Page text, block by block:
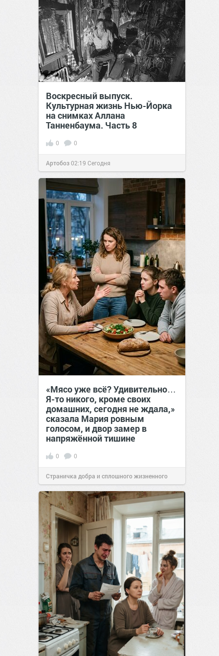
Воскресный выпуск.
Культурная жизнь Нью-Йорка
на снимках Аллана
Танненбаума. Часть 8
0 0
Артобоз02:19 Сегодня
«Мясо уже всё? Удивительно…
Я-то никого, кроме своих
домашних, сегодня не ждала,»
сказала Мария ровным
голосом, и двор замер в
напряжённой тишине
0 0
Страничка добра и сплошного жизненного
позитива!15:3807 авг 2026